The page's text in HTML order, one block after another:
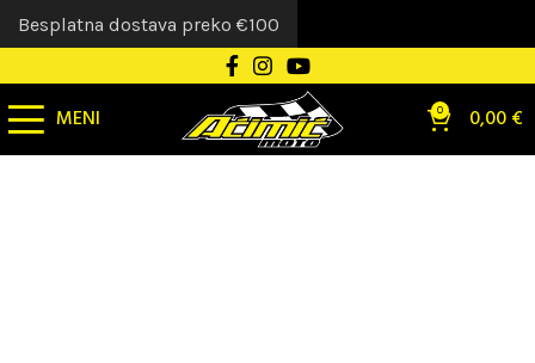
MENI 0 0,00€
Besplatna dostava preko €100